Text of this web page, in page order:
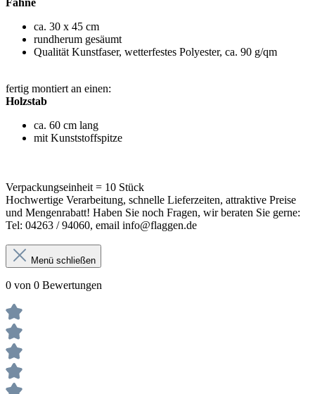
Fahne
ca. 30 x 45 cm
rundherum gesäumt
Qualität Kunstfaser, wetterfestes Polyester, ca. 90 g/qm
fertig montiert an einen:
Holzstab
ca. 60 cm lang
mit Kunststoffspitze
Verpackungseinheit = 10 Stück
Hochwertige Verarbeitung, schnelle Lieferzeiten, attraktive Preise
und Mengenrabatt! Haben Sie noch Fragen, wir beraten Sie gerne:
Tel: 04263 / 94060, email info@flaggen.de
Menü schließen
0 von 0 Bewertungen